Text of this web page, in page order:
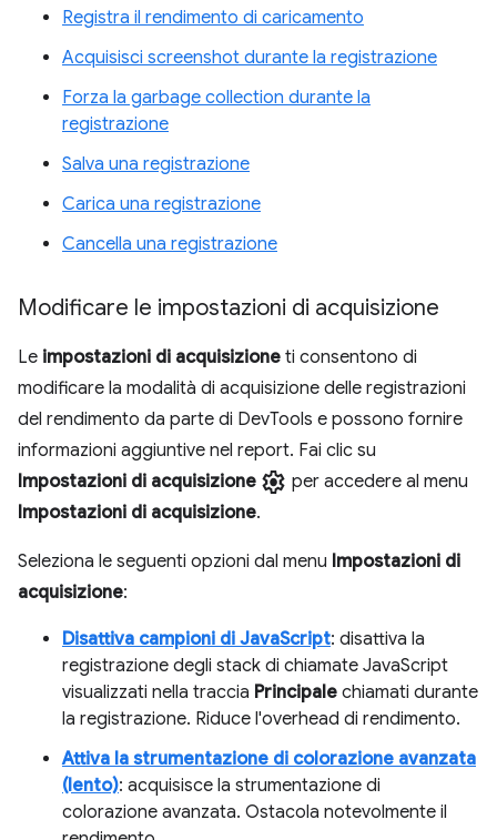
Registra il rendimento di caricamento
Acquisisci screenshot durante la registrazione
Forza la garbage collection durante la
registrazione
Salva una registrazione
Carica una registrazione
Cancella una registrazione
Modificare le impostazioni di acquisizione
Le impostazioni di acquisizione ti consentono di
modificare la modalità di acquisizione delle registrazioni
del rendimento da parte di DevTools e possono fornire
informazioni aggiuntive nel report. Fai clic su
Impostazioni di acquisizione settings per accedere al menu
Impostazioni di acquisizione.
Seleziona le seguenti opzioni dal menu Impostazioni di
acquisizione:
Disattiva campioni di JavaScript: disattiva la
registrazione degli stack di chiamate JavaScript
visualizzati nella traccia Principale chiamati durante
la registrazione. Riduce l'overhead di rendimento.
Attiva la strumentazione di colorazione avanzata
(lento): acquisisce la strumentazione di
colorazione avanzata. Ostacola notevolmente il